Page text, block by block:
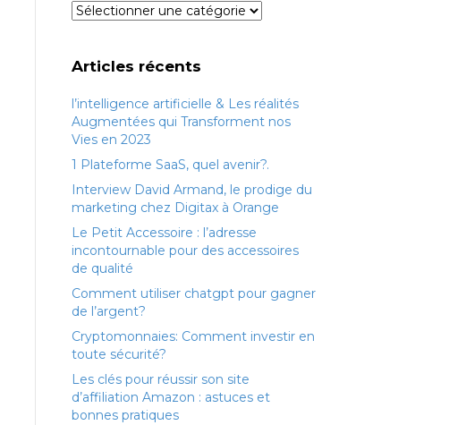
Catégories
Articles récents
l’intelligence artificielle & Les réalités
Augmentées qui Transforment nos
Vies en 2023
1 Plateforme SaaS, quel avenir?.
Interview David Armand, le prodige du
marketing chez Digitax à Orange
Le Petit Accessoire : l’adresse
incontournable pour des accessoires
de qualité
Comment utiliser chatgpt pour gagner
de l’argent?
Cryptomonnaies: Comment investir en
toute sécurité?
Les clés pour réussir son site
d’affiliation Amazon : astuces et
bonnes pratiques